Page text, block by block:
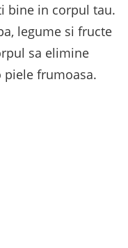
bine in corpul tau.
legume si fructe
sa elimine
piele frumoasa.